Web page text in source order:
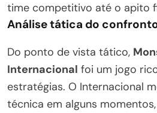
time competitivo até o apito
Análise tática do
Do ponto de vista tático,
Internacional foi um jogo
estratégias. O Internacional
técnica em alguns